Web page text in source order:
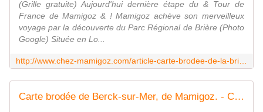
(Grille gratuite) Aujourd'hui dernière étape du & Tour de
France de Mamigoz & ! Mamigoz achève son merveilleux
voyage par la découverte du Parc Régional de Brière (Photo
Google) Située en Lo...
Carte brodée de Berck-sur-Mer, de Mamigoz. - Chez Mamigoz